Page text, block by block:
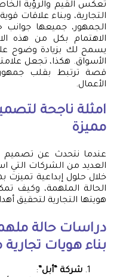
تعكس القيم والرؤية
التجارية، وبناء علاقات
الجمهور، جميعها
الاهتمام بكل من هذه
يسمح لك بزيادة وضوح
الأسواق. هكذا، تجعل
قصة ترتبط بقلب
الأعمال.
امثلة ناجحة
مميزة
عندما نتحدث عن تصميم
العديد من الشركات التي
خلال حلول إبداعية
الحالة الملهمة، وكيف
هويتها التجارية لتحقيق
دراسات حالة
بناء هويات تجارية
شركة “أبل”: